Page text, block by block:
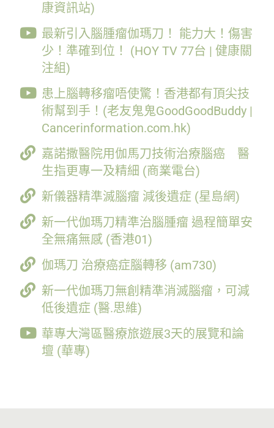
康資訊站)
最新引入腦腫瘤伽瑪刀！ 能力大！傷害
少！準確到位！ (HOY TV 77台 | 健康關
注組)
患上腦轉移瘤唔使驚！香港都有頂尖技
術幫到手！(老友鬼鬼GoodGoodBuddy |
Cancerinformation.com.hk)
嘉諾撒醫院用伽馬刀技術治療腦癌 醫
生指更專一及精細 (商業電台)
新儀器精準滅腦瘤 減後遺症 (星島網)
新一代伽瑪刀精準治腦腫瘤 過程簡單安
全無痛無感 (香港01)
伽瑪刀 治療癌症腦轉移 (am730)
新一代伽瑪刀無創精準消滅腦瘤，可減
低後遺症 (醫.思維)
華專大灣區醫療旅遊展3天的展覽和論
壇 (華專)